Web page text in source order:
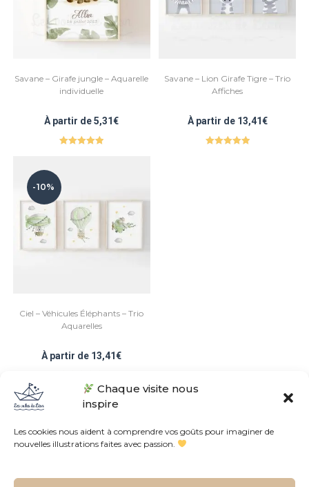
Chaque visite nous
inspire
Les cookies nous aident à comprendre vos goûts pour imaginer de
nouvelles illustrations faites avec passion.
Savane – Girafe jungle – Aquarelle
individuelle
À partir de5,31€
Savane – Lion Girafe Tigre – Trio
Affiches
À partir de 13,41€
-10%
Ciel – Véhicules Éléphants – Trio
Aquarelles
À partir de 13,41€
5.00
sur 5
Conditions Générales de Vente Politique de confidentialités